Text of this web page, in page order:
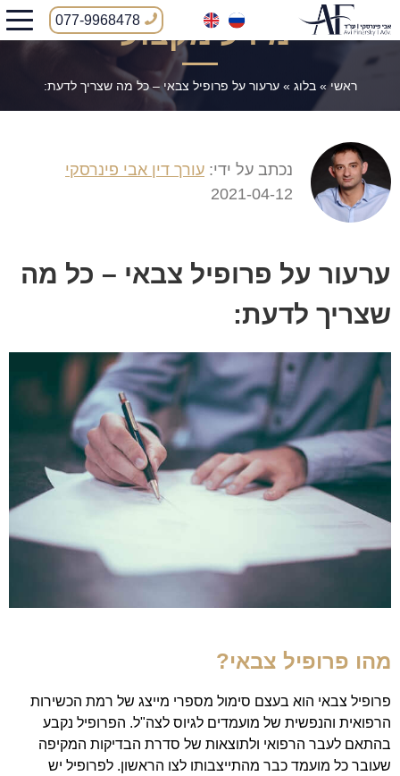
077-9968478מידע מקצועי
ראשי»בלוג »ערעור על פרופיל צבאי – כל מה שצריך לדעת:
נכתב על ידי: עורך דין אבי פינרסקי
2021-04-12
ערעור על פרופיל צבאי – כל מה
שצריך לדעת:
מהו פרופיל צבאי?
פרופיל צבאי הוא בעצם סימול מספרי מייצג של רמת הכשירות
הרפואית והנפשית של מועמדים לגיוס לצה"ל. הפרופיל נקבע
בהתאם לעבר הרפואי ולתוצאות של סדרת הבדיקות המקיפה
שעובר כל מועמד כבר מהתייצבותו לצו הראשון. לפרופיל יש